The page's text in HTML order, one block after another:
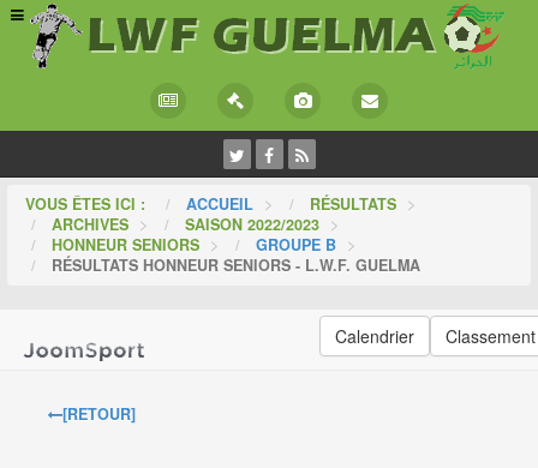
VOUS ÊTES ICI : ACCUEIL > RÉSULTATS >
ARCHIVES > SAISON 2022/2023 >
HONNEUR SENIORS > GROUPE B >
RÉSULTATS HONNEUR SENIORS - L.W.F. GUELMA
Calendrier Classement
[RETOUR]